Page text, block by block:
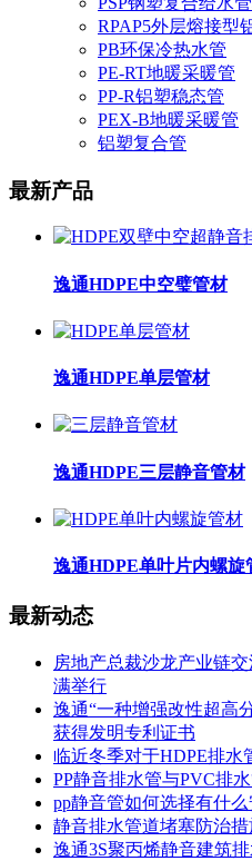
RPAP5外层熔接型
PB环保冷热水管
PE-RT地暖采暖管
PP-R铝塑稳态管
PEX-B地暖采暖管
铝塑复合管
最新产品
逸通HDPE中空璧管材
逸通HDPE单层管材
逸通HDPE三层静音管材
逸通HDPE单叶片内螺旋
最新动态
房地产总裁沙龙产业链
满举行
逸通“一种增强改性超高
获得发明专利证书
临近冬季对于HDPE排水
PP静音排水管与PVC排
pp静音管如何选择有什么
静音排水管道堵塞防治措
逸通3S聚丙烯静音建筑